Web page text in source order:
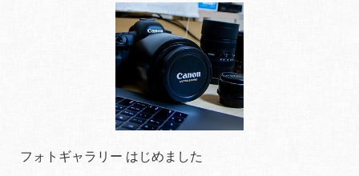
フォトギャラリー はじめました